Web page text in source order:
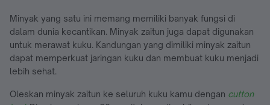
Minyak yang satu ini memang memiliki banyak fungsi di
dalam dunia kecantikan. Minyak zaitun juga dapat digunakan
untuk merawat kuku. Kandungan yang dimiliki minyak zaitun
dapat memperkuat jaringan kuku dan membuat kuku menjadi
lebih sehat.
Oleskan minyak zaitun ke seluruh kuku kamu dengan cutton